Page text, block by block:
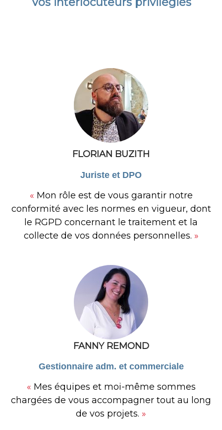
FLORIAN BUZITH
Juriste et DPO
« Mon rôle est de vous garantir notre
conformité avec les normes en vigueur, dont
le RGPD concernant le traitement et la
collecte de vos données personnelles. »
FANNY REMOND
Gestionnaire adm. et commerciale
« Mes équipes et moi-même sommes
chargées de vous accompagner tout au long
de vos projets. »